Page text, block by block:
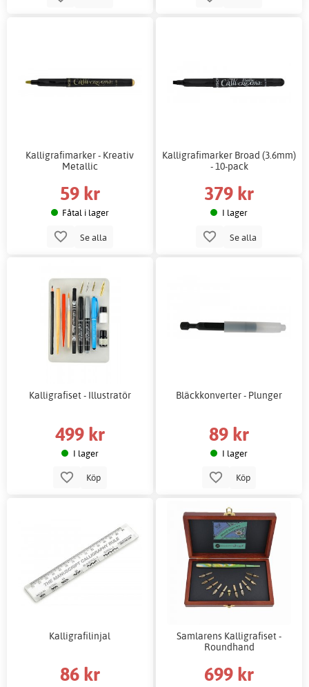
Kalligrafimarker - Kreativ
Metallic
59 kr
Fåtal i lager
Se alla
Kalligrafimarker Broad (3.6mm)
- 10-pack
379 kr
I lager
Se alla
Kalligrafiset - Illustratör
499 kr
I lager
Köp
Bläckkonverter - Plunger
89 kr
I lager
Köp
Kalligrafilinjal
86 kr
Samlarens Kalligrafiset -
Roundhand
699 kr